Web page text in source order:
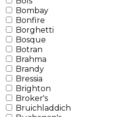
Bombay
Bonfire
Borghetti
Bosque
Botran
Brahma
Brandy
Bressia
Brighton
Broker's
Bruichladdich